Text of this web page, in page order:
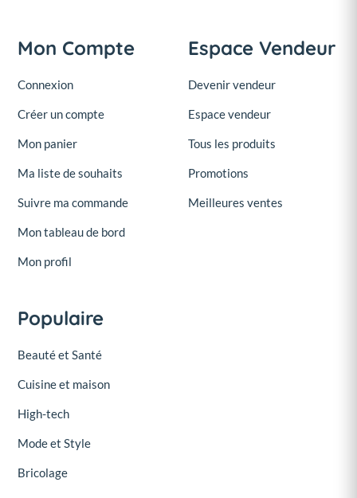
Mon Compte
Connexion
Créer un compte
Mon panier
Ma liste de souhaits
Suivre ma commande
Mon tableau de bord
Mon profil
Espace Vendeur
Devenir vendeur
Espace vendeur
Tous les produits
Promotions
Meilleures ventes
Populaire
Beauté et Santé
Cuisine et maison
High-tech
Mode et Style
Bricolage